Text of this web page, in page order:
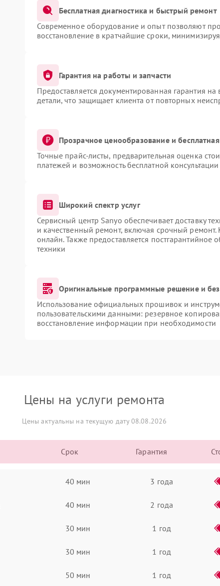
Бесплатная диагностика и быстрый ремонт
Современное оборудование и опыт позволяют
восстановление в кратчайшие сроки,
Гарантия на работы и запчасти
Предоставляется документированная гарантия
детали, что защищает клиента от повторных
Прозрачное ценообразование и
Точные прайс-листы, предварительная оценка
платежей и возможность бесплатной
Широкий спектр услуг
Сервисный центр Sanyo обеспечивает доставку
и качественный ремонт, включая срочный ремонт.
онлайн. Также предоставляется
техники
Оригинальные программные решение и
Использование официальных прошивок и
пользовательскими данными: резервное
восстановление информации при необходимости
Цены на услуги ремонта
Цены актуальны на текущую дату 08.08.2026
Срок Гарантия
40 мин 3 года
40 мин 2 года
30 мин 1 год
30 мин 1 год
50 мин 1 год